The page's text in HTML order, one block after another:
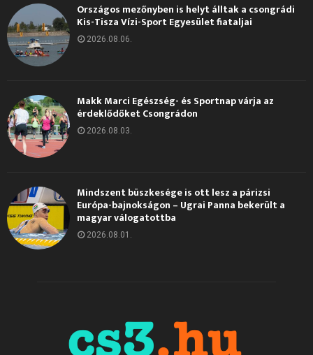
Országos mezőnyben is helyt álltak a csongrádi
Kis-Tisza Vízi-Sport Egyesület fiataljai
2026.08.06.
Makk Marci Egészség- és Sportnap várja az
érdeklődőket Csongrádon
2026.08.03.
Mindszent büszkesége is ott lesz a párizsi
Európa-bajnokságon – Ugrai Panna bekerült a
magyar válogatottba
2026.08.01.